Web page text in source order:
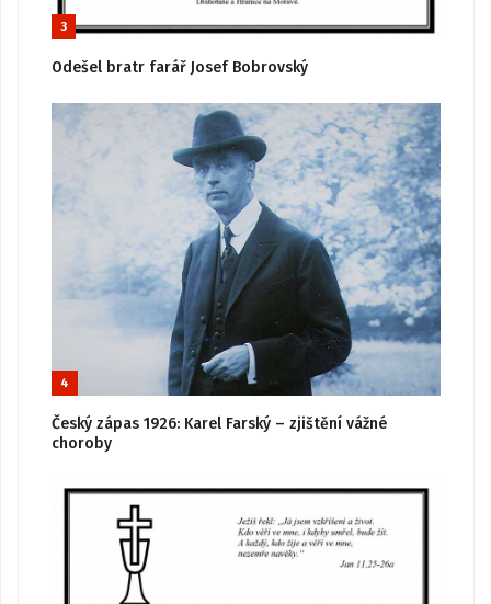
3
Odešel bratr farář Josef Bobrovský
4
Český zápas 1926: Karel Farský – zjištění vážné
choroby